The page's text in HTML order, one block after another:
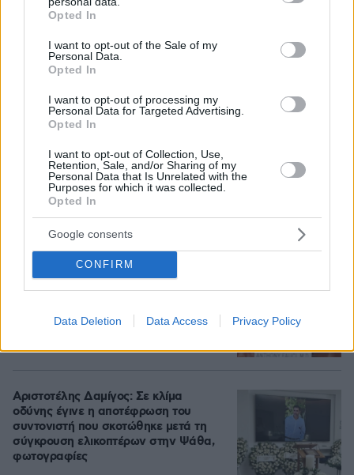
grant or deny consent to Google and its third-party tags to
use your data for below specified purposes in below Google
consent section.
Opted In
I want to opt-out of the Sale of my
Personal Data.
Opted In
I want to opt-out of processing my
Personal Data for Targeted Advertising.
Opted In
I want to opt-out of Collection, Use,
Retention, Sale, and/or Sharing of my
Personal Data that Is Unrelated with the
Purposes for which it was collected.
Opted In
Google consents
CONFIRM
Data Deletion Data Access Privacy Policy
Πώς έγινε η τραγωδία με την νεκρή μητέρα στα
Μάλια: Βούτηξε για να βοηθήσει τη φίλη της και
πνίγηκε, τα παιδιά φώναζαν για βοήθεια
06.08.2026, 21:23
Γιατί δεν έσωσα το κουτάβι: Ο
συμβίωση του μικρού σκυλιού με
αγέλη λύκων εξηγεί γιατί δεν
επενέβη, όταν το είδε άρρωστο
06.08.2026, 19:34
Προϊόν εργαστηρίου ή της φύσης ο
κορωνοϊός; Άλλα έλεγε δημόσια ο
Φάουτσι και άλλα ιδιωτικά, αρνήθηκε
Κογκρέσο
Αριστοτέλης Δαμίγος: Σε κλίμα
οδύνης έγινε η αποτέφρωση του
συντονιστή που σκοτώθηκε μετά τη
σύγκρουση ελικοπτέρων στην Ψάθα,
φωτογραφίες